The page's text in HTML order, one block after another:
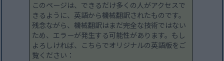
このページは、できるだけ多くの人がアクセスで
きるように、英語から機械翻訳されたものです。
残念ながら、機械翻訳はまだ完全な技術ではない
ため、エラーが発生する可能性があります。もし
よろしければ、こちらでオリジナルの英語版をご
覧ください：